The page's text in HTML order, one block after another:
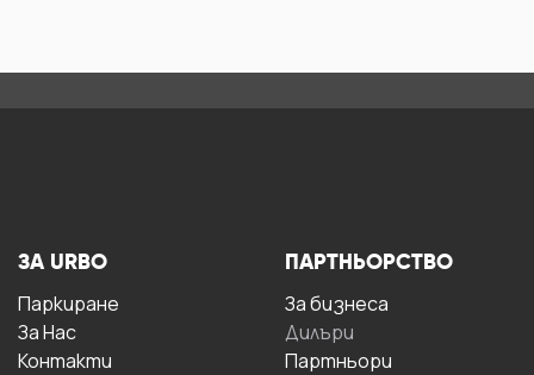
ЗА URBO
Паркиране
За Hас
Контакти
ПАРТНЬОРСТВО
За бизнесa
Дилъри
Партньори